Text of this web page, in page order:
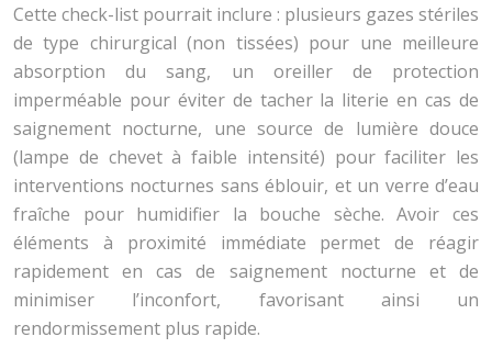
Cette check-list pourrait inclure : plusieurs gazes stériles
de type chirurgical (non tissées) pour une meilleure
absorption du sang, un oreiller de protection
imperméable pour éviter de tacher la literie en cas de
saignement nocturne, une source de lumière douce
(lampe de chevet à faible intensité) pour faciliter les
interventions nocturnes sans éblouir, et un verre d’eau
fraîche pour humidifier la bouche sèche. Avoir ces
éléments à proximité immédiate permet de réagir
rapidement en cas de saignement nocturne et de
minimiser l’inconfort, favorisant ainsi un
rendormissement plus rapide.